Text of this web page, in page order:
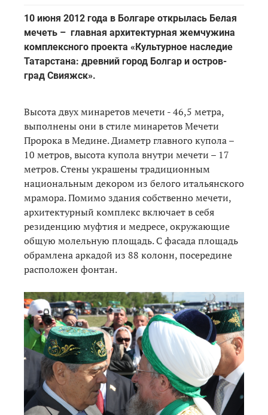
10 июня 2012 года в Болгаре открылась Белая
мечеть – главная архитектурная жемчужина
комплексного проекта «Культурное наследие
Татарстана: древний город Болгар и остров-
град Свияжск».
Высота двух минаретов мечети - 46,5 метра,
выполнены они в стиле минаретов Мечети
Пророка в Медине. Диаметр главного купола –
10 метров, высота купола внутри мечети – 17
метров. Стены украшены традиционным
национальным декором из белого итальянского
мрамора. Помимо здания собственно мечети,
архитектурный комплекс включает в себя
резиденцию муфтия и медресе, окружающие
общую молельную площадь. С фасада площадь
обрамлена аркадой из 88 колонн, посередине
расположен фонтан.